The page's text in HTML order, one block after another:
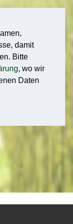
damit
Bitte
, wo wir
Daten